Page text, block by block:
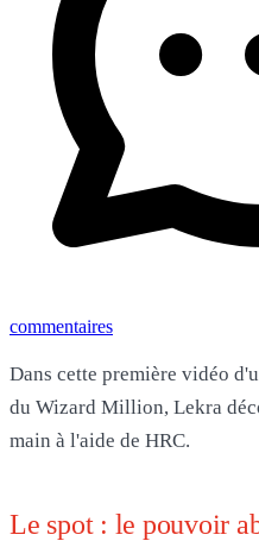
commentaires
Dans cette première vidéo
du Wizard Million, Lekra
main à l'aide de HRC.
Le spot : le pouvoir